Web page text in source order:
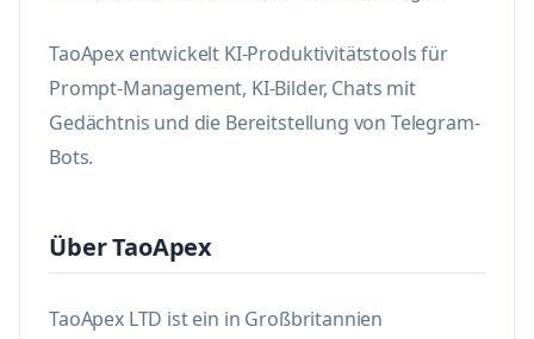
TaoApex entwickelt KI-Produktivitätstools für
Prompt-Management, KI-Bilder, Chats mit
Gedächtnis und die Bereitstellung von Telegram-
Bots.
Über TaoApex
TaoApex LTD ist ein in Großbritannien